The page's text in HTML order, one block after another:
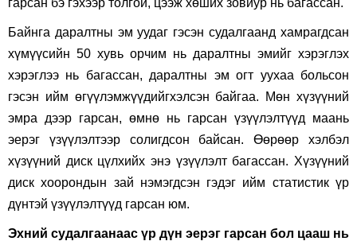
гарсан бэ гэхээр толгой, цээж хөших зовиур нь багассан.
Байнга даралтны эм уудаг гэсэн судалгаанд хамрагдсан
хүмүүсийн 50 хувь орчим нь даралтны эмийг хэрэглэх
хэрэглээ нь багассан, даралтны эм огт уухаа больсон
гэсэн ийм өгүүлэмжүүдийгхэлсэн байгаа. Мөн хүзүүний
эмра дээр гарсан, өмнө нь гарсан үзүүлэлтүүд маань
эерэг үзүүлэлтээр солигдсон байсан. Өөрөөр хэлбэл
хүзүүний диск цүлхийх энэ үзүүлэлт багассан. Хүзүүний
диск хоорондын зай нэмэгдсэн гэдэг ийм статистик үр
дүнтэй үзүүлэлтүүд гарсан юм.
Эхний судалгаанаас үр дүн эерэг гарсан бол цааш нь